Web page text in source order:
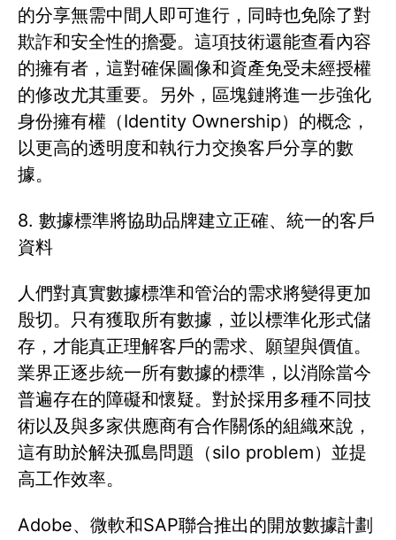
的分享無需中間人即可進行，同時也免除了對
欺詐和安全性的擔憂。這項技術還能查看內容
的擁有者，這對確保圖像和資產免受未經授權
的修改尤其重要。另外，區塊鏈將進一步強化
身份擁有權（Identity Ownership）的概念，
以更高的透明度和執行力交換客戶分享的數
據。
8. 數據標準將協助品牌建立正確、統一的客戶
資料
人們對真實數據標準和管治的需求將變得更加
殷切。只有獲取所有數據，並以標準化形式儲
存，才能真正理解客戶的需求、願望與價值。
業界正逐步統一所有數據的標準，以消除當今
普遍存在的障礙和懷疑。對於採用多種不同技
術以及與多家供應商有合作關係的組織來說，
這有助於解決孤島問題（silo problem）並提
高工作效率。
Adobe、微軟和SAP聯合推出的開放數據計劃